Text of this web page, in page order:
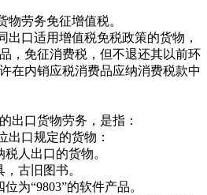
劳务免征增值税。
口适用增值税免税政策的货物，
，免征消费税，但不退还其以前环
在内销应税消费品应纳消费税款中
口货物劳务，是指：
口规定的货物：
人出口的货物。
古旧图书。
“9803”的软件产品。